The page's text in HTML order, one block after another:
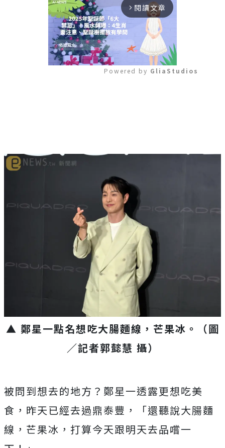
arrow_forward_ios 閱讀文章
Powered by GliaStudios
▲ 鄭星一點名想吃大腸麵線，芒果冰 。（圖
／記者郭懿慧 攝）
被問到想去的地方？鄭星一透露更想吃美
食，昨天已經去過鼎泰豐，「還聽說大腸麵
線，芒果冰，打算今天跟明天去品嚐一